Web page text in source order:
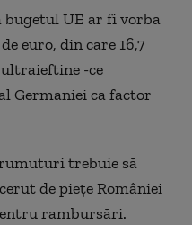
bugetul UE ar fi vorba
euro, din care 16,7
-ce
Germaniei ca factor
trebuie să
de pieţe României
rambursări.